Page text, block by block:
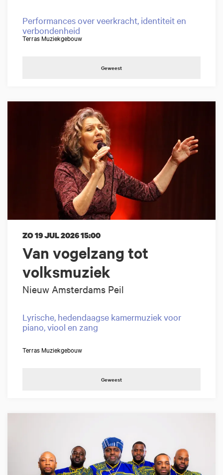
Performances over veerkracht, identiteit en
verbondenheid
Terras Muziekgebouw
Geweest
Van vogelzang tot
volksmuziek
Nieuw Amsterdams Peil
ZO 19 JUL 202615:00
Lyrische, hedendaagse kamermuziek voor
piano, viool en zang
Terras Muziekgebouw
Geweest